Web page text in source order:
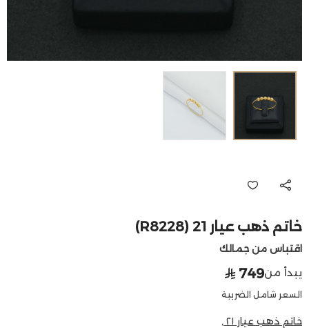
خاتم ذهب عيار 21 (R8228)
اقتباس من جمالك
يبدأ من749
السعر شامل الضريبة
خاتم ذهب عيار ٢١ ,